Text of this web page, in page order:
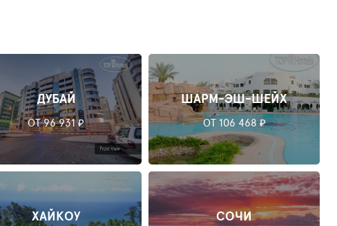
ДУБАЙ
ОТ 96 931 ₽
ШАРМ-ЭШ-ШЕЙХ
ОТ 106 468 ₽
ХАЙКОУ СОЧИ